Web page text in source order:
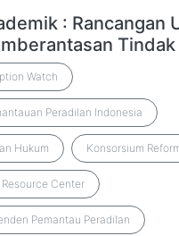
: Rancangan
Watch
Peradilan Indonesia
Hukum Konsorsium
Center
Pemantau Peradilan